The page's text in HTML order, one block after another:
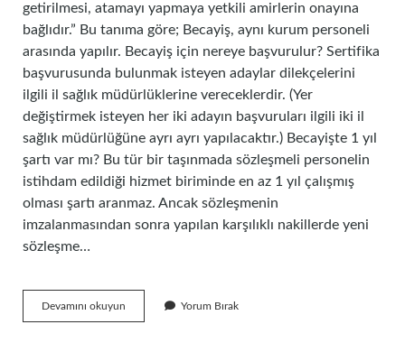
getirilmesi, atamayı yapmaya yetkili amirlerin onayına
bağlıdır.” Bu tanıma göre; Becayiş, aynı kurum personeli
arasında yapılır. Becayiş için nereye başvurulur? Sertifika
başvurusunda bulunmak isteyen adaylar dilekçelerini
ilgili il sağlık müdürlüklerine vereceklerdir. (Yer
değiştirmek isteyen her iki adayın başvuruları ilgili iki il
sağlık müdürlüğüne ayrı ayrı yapılacaktır.) Becayişte 1 yıl
şartı var mı? Bu tür bir taşınmada sözleşmeli personelin
istihdam edildiği hizmet biriminde en az 1 yıl çalışmış
olması şartı aranmaz. Ancak sözleşmenin
imzalanmasından sonra yapılan karşılıklı nakillerde yeni
sözleşme…
Devamını okuyun
Başvurusu
Yorum Bırak